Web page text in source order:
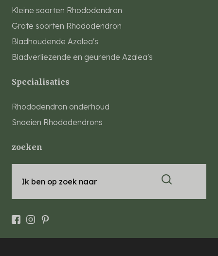
Kleine soorten Rhododendron
Grote soorten Rhododendron
Bladhoudende Azalea's
Bladverliezende en geurende Azalea's
Specialisaties
Rhododendron onderhoud
Snoeien Rhododendrons
zoeken
Ik ben op zoek naar